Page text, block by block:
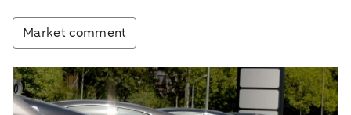
Market comment